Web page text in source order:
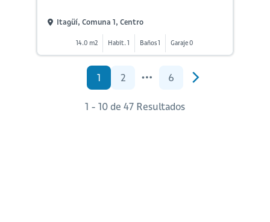
Itagüí, Comuna 1, Centro
14.0 m2 Habit. 1 Baños 1 Garaje 0
1 2 6
1 - 10 de 47 Resultados